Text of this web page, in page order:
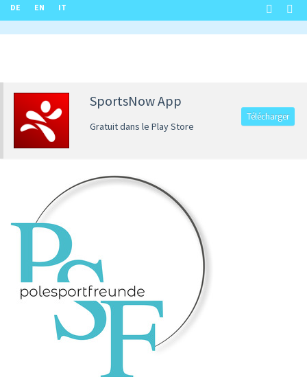
DE EN IT
SportsNow App
Gratuit dans le Play Store
Télécharger